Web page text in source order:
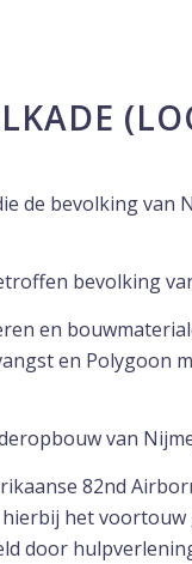
de bevolking van
bevolking
en
en Polygoon
van
82nd
het voortouw
door